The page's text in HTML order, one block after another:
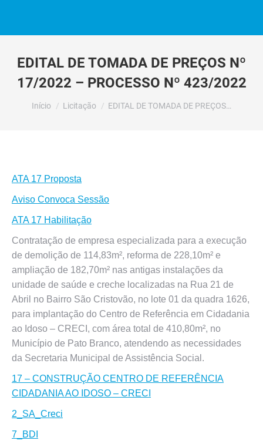
EDITAL DE TOMADA DE PREÇOS Nº
17/2022 – PROCESSO Nº 423/2022
Você está aqui:
Início Licitação EDITAL DE TOMADA DE PREÇOS…
ATA 17 Proposta
Aviso Convoca Sessão
ATA 17 Habilitação
Contratação de empresa especializada para a execução
de demolição de 114,83m², reforma de 228,10m² e
ampliação de 182,70m² nas antigas instalações da
unidade de saúde e creche localizadas na Rua 21 de
Abril no Bairro São Cristovão, no lote 01 da quadra 1626,
para implantação do Centro de Referência em Cidadania
ao Idoso – CRECI, com área total de 410,80m², no
Município de Pato Branco, atendendo as necessidades
da Secretaria Municipal de Assistência Social.
17 – CONSTRUÇÃO CENTRO DE REFERÊNCIA
CIDADANIA AO IDOSO – CRECI
2_SA_Creci
7_BDI